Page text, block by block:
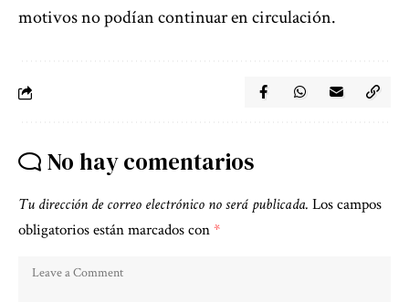
motivos no podían continuar en circulación.
No hay comentarios
Tu dirección de correo electrónico no será publicada. Los campos
obligatorios están marcados con*